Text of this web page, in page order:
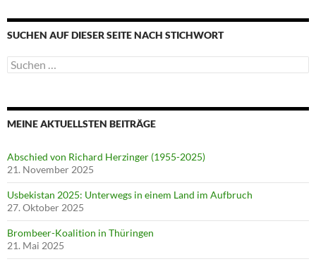
SUCHEN AUF DIESER SEITE NACH STICHWORT
Suche
nach:
MEINE AKTUELLSTEN BEITRÄGE
Abschied von Richard Herzinger (1955-2025)
21. November 2025
Usbekistan 2025: Unterwegs in einem Land im Aufbruch
27. Oktober 2025
Brombeer-Koalition in Thüringen
21. Mai 2025